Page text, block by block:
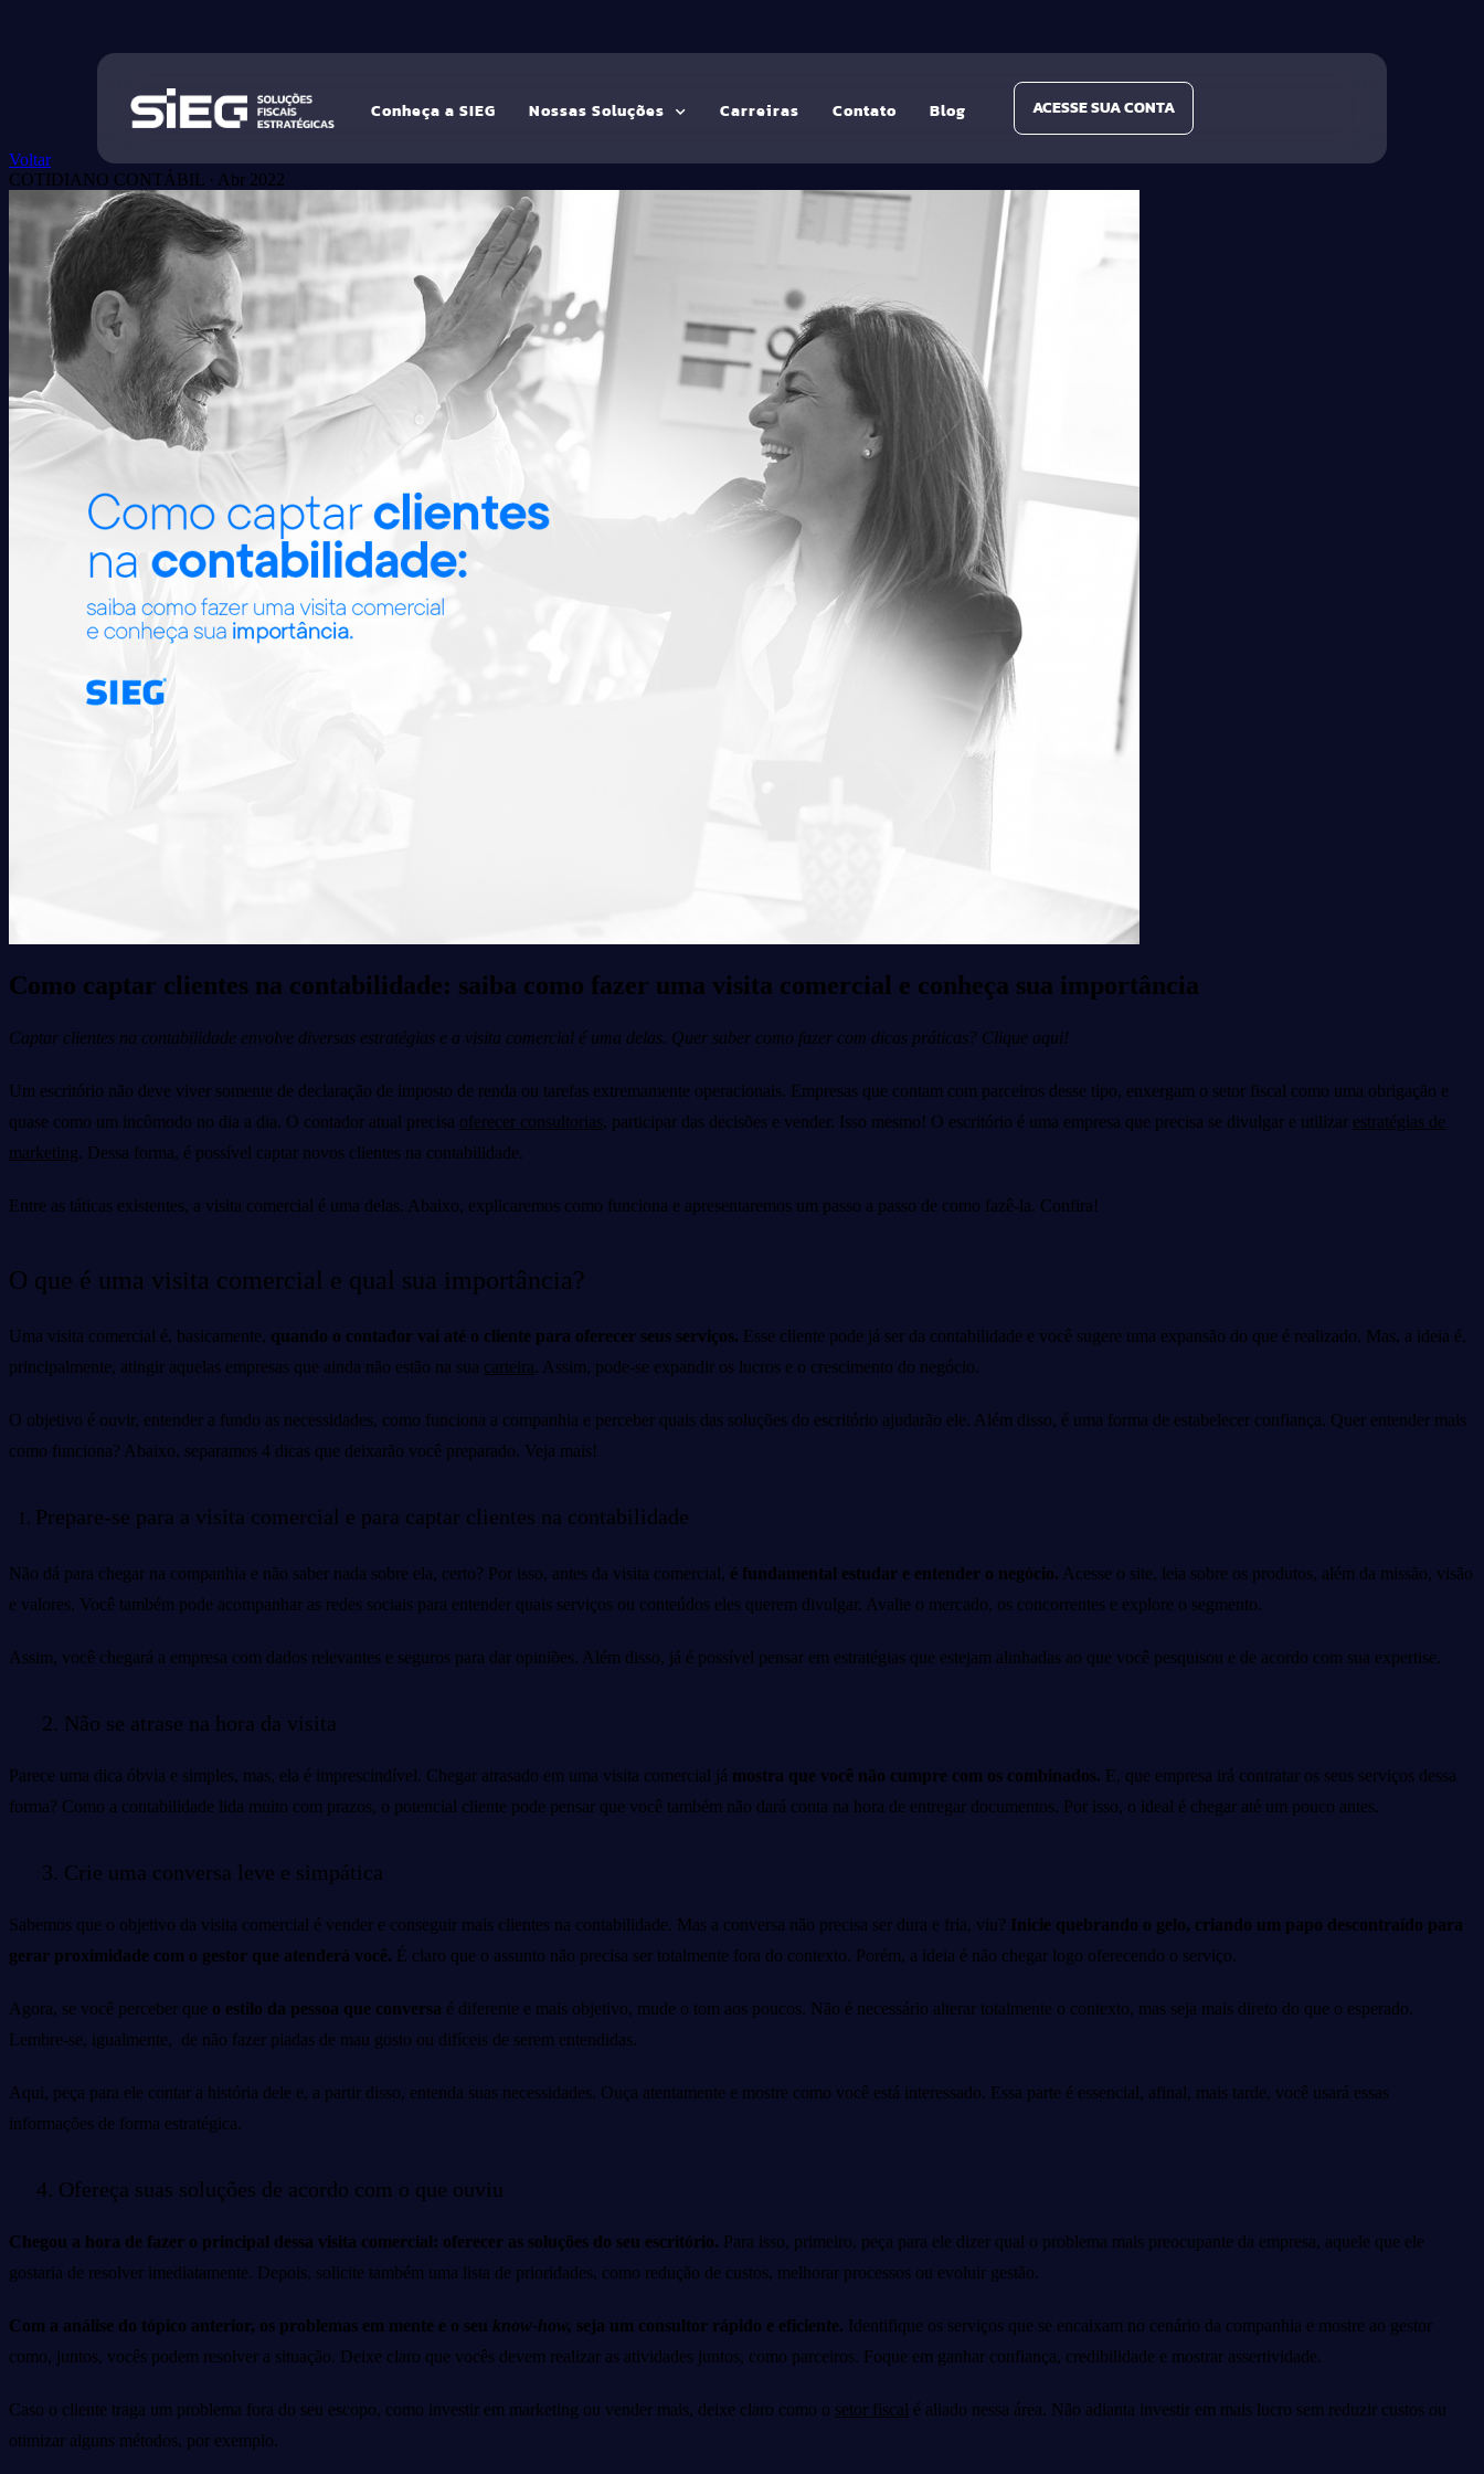
Conheça a SIEG Nossas Soluções Carreiras Contato Blog ACESSE SUA CONTA
Voltar
COTIDIANO CONTÁBIL · Abr 2022
Como captar clientes na contabilidade: saiba como fazer uma visita comercial e conheça sua importância
Captar clientes na contabilidade envolve diversas estratégias e a visita comercial é uma delas. Quer saber como fazer com dicas práticas? Clique aqui!
Um escritório não deve viver somente de declaração de imposto de renda ou tarefas extremamente operacionais. Empresas que contam com parceiros desse tipo, enxergam o setor fiscal como uma obrigação e
quase como um incômodo no dia a dia. O contador atual precisa oferecer consultorias, participar das decisões e vender. Isso mesmo! O escritório é uma empresa que precisa se divulgar e utilizar estratégias de
marketing. Dessa forma, é possível captar novos clientes na contabilidade.
Entre as táticas existentes, a visita comercial é uma delas. Abaixo, explicaremos como funciona e apresentaremos um passo a passo de como fazê-la. Confira!
O que é uma visita comercial e qual sua importância?
Uma visita comercial é, basicamente, quando o contador vai até o cliente para oferecer seus serviços. Esse cliente pode já ser da contabilidade e você sugere uma expansão do que é realizado. Mas, a ideia é,
principalmente, atingir aquelas empresas que ainda não estão na sua carteira. Assim, pode-se expandir os lucros e o crescimento do negócio.
O objetivo é ouvir, entender a fundo as necessidades, como funciona a companhia e perceber quais das soluções do escritório ajudarão ele. Além disso, é uma forma de estabelecer confiança. Quer entender mais
como funciona? Abaixo, separamos 4 dicas que deixarão você preparado. Veja mais!
Prepare-se para a visita comercial e para captar clientes na contabilidade
Não dá para chegar na companhia e não saber nada sobre ela, certo? Por isso, antes da visita comercial, é fundamental estudar e entender o negócio. Acesse o site, leia sobre os produtos, além da missão, visão
e valores. Você também pode acompanhar as redes sociais para entender quais serviços ou conteúdos eles querem divulgar. Avalie o mercado, os concorrentes e explore o segmento.
Assim, você chegará a empresa com dados relevantes e seguros para dar opiniões. Além disso, já é possível pensar em estratégias que estejam alinhadas ao que você pesquisou e de acordo com sua expertise.
2. Não se atrase na hora da visita
Parece uma dica óbvia e simples, mas, ela é imprescindível. Chegar atrasado em uma visita comercial já mostra que você não cumpre com os combinados. E, que empresa irá contratar os seus serviços dessa
forma? Como a contabilidade lida muito com prazos, o potencial cliente pode pensar que você também não dará conta na hora de entregar documentos. Por isso, o ideal é chegar até um pouco antes.
3. Crie uma conversa leve e simpática
Sabemos que o objetivo da visita comercial é vender e conseguir mais clientes na contabilidade. Mas a conversa não precisa ser dura e fria, viu? Inicie quebrando o gelo, criando um papo descontraído para
gerar proximidade com o gestor que atenderá você. É claro que o assunto não precisa ser totalmente fora do contexto. Porém, a ideia é não chegar logo oferecendo o serviço.
Agora, se você perceber que o estilo da pessoa que conversa é diferente e mais objetivo, mude o tom aos poucos. Não é necessário alterar totalmente o contexto, mas seja mais direto do que o esperado.
Lembre-se, igualmente, de não fazer piadas de mau gosto ou difíceis de serem entendidas.
Aqui, peça para ele contar a história dele e, a partir disso, entenda suas necessidades. Ouça atentamente e mostre como você está interessado. Essa parte é essencial, afinal, mais tarde, você usará essas
informações de forma estratégica.
4. Ofereça suas soluções de acordo com o que ouviu
Chegou a hora de fazer o principal dessa visita comercial: oferecer as soluções do seu escritório. Para isso, primeiro, peça para ele dizer qual o problema mais preocupante da empresa, aquele que ele
gostaria de resolver imediatamente. Depois, solicite também uma lista de prioridades, como redução de custos, melhorar processos ou evoluir gestão.
Com a análise do tópico anterior, os problemas em mente e o seu know-how, seja um consultor rápido e eficiente. Identifique os serviços que se encaixam no cenário da companhia e mostre ao gestor
como, juntos, vocês podem resolver a situação. Deixe claro que vocês devem realizar as atividades juntos, como parceiros. Foque em ganhar confiança, credibilidade e mostrar assertividade.
Caso o cliente traga um problema fora do seu escopo, como investir em marketing ou vender mais, deixe claro como o setor fiscal é aliado nessa área. Não adianta investir em mais lucro sem reduzir custos ou
otimizar alguns métodos, por exemplo.